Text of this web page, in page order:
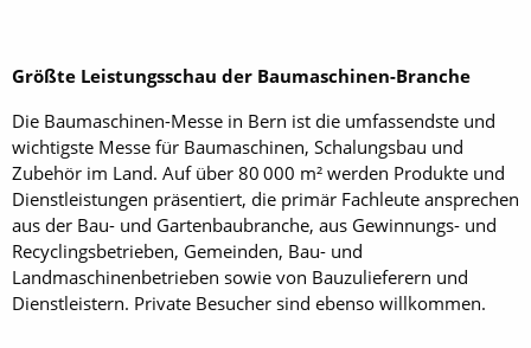
Größte Leistungsschau der Baumaschinen-Branche
Die Baumaschinen-Messe in Bern ist die umfassendste und
wichtigste Messe für Baumaschinen, Schalungsbau und
Zubehör im Land. Auf über 80 000 m² werden Produkte und
Dienstleistungen präsentiert, die primär Fachleute ansprechen
aus der Bau- und Gartenbaubranche, aus Gewinnungs- und
Recyclingsbetrieben, Gemeinden, Bau- und
Landmaschinenbetrieben sowie von Bauzulieferern und
Dienstleistern. Private Besucher sind ebenso willkommen.